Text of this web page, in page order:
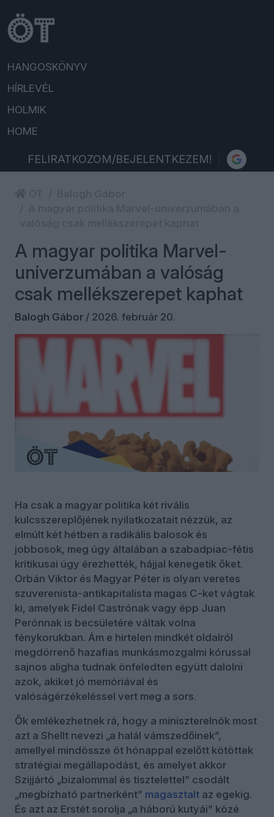
HANGOSKÖNYV
HÍRLEVÉL
HOLMIK
HOME
FELIRATKOZOM/BEJELENTKEZEM!
A magyar politika Marvel-
univerzumában a valóság
csak mellékszerepet kaphat
Balogh Gábor / 2026. február 20.
Ha csak a magyar politika két rivális
kulcsszereplőjének nyilatkozatait nézzük, az
elmúlt két hétben a radikális balosok és
jobbosok, meg úgy általában a szabadpiac-fétis
kritikusai úgy érezhették, hájjal kenegetik őket.
Orbán Viktor és Magyar Péter is olyan veretes
szuverenista-antikapitalista magas C-ket vágtak
ki, amelyek Fidel Castrónak vagy épp Juan
Perónnak is becsületére váltak volna
fénykorukban. Ám e hirtelen mindkét oldalról
megdörrenő hazafias munkásmozgalmi kórussal
sajnos aligha tudnak önfeledten együtt dalolni
azok, akiket jó memóriával és
valóságérzékeléssel vert meg a sors.
Ők emlékezhetnek rá, hogy a miniszterelnök most
azt a Shellt nevezi „a halál vámszedőinek”,
amellyel mindössze öt hónappal ezelőtt kötöttek
stratégiai megállapodást, és amelyet akkor
Szijjártó „bizalommal és tisztelettel” csodált
„megbízható partnerként” magasztalt az egekig.
És azt az Erstét sorolja „a háború kutyái” közé